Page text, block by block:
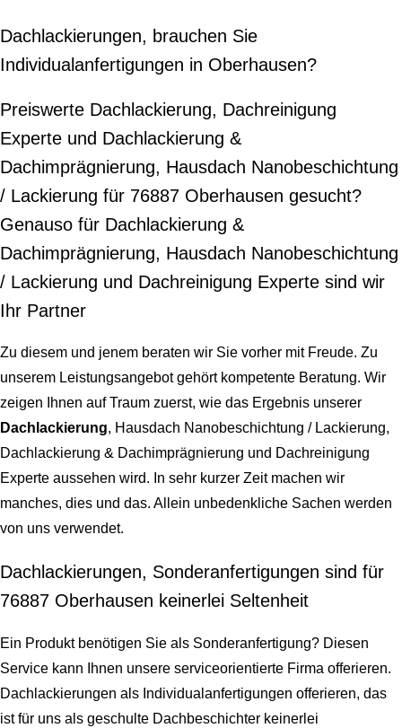
Dachlackierungen, brauchen Sie
Individualanfertigungen in Oberhausen?
Preiswerte Dachlackierung, Dachreinigung
Experte und Dachlackierung &
Dachimprägnierung, Hausdach Nanobeschichtung
/ Lackierung für 76887 Oberhausen gesucht?
Genauso für Dachlackierung &
Dachimprägnierung, Hausdach Nanobeschichtung
/ Lackierung und Dachreinigung Experte sind wir
Ihr Partner
Zu diesem und jenem beraten wir Sie vorher mit Freude. Zu
unserem Leistungsangebot gehört kompetente Beratung. Wir
zeigen Ihnen auf Traum zuerst, wie das Ergebnis unserer
Dachlackierung, Hausdach Nanobeschichtung / Lackierung,
Dachlackierung & Dachimprägnierung und Dachreinigung
Experte aussehen wird. In sehr kurzer Zeit machen wir
manches, dies und das. Allein unbedenkliche Sachen werden
von uns verwendet.
Dachlackierungen, Sonderanfertigungen sind für
76887 Oberhausen keinerlei Seltenheit
Ein Produkt benötigen Sie als Sonderanfertigung? Diesen
Service kann Ihnen unsere serviceorientierte Firma offerieren.
Dachlackierungen als Individualanfertigungen offerieren, das
ist für uns als geschulte Dachbeschichter keinerlei